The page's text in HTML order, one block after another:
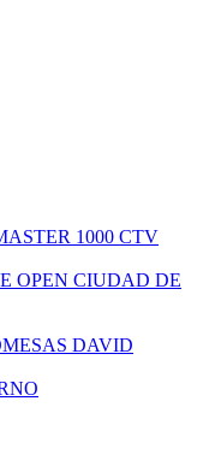
1000 CTV
OPEN CIUDAD DE
DAVID